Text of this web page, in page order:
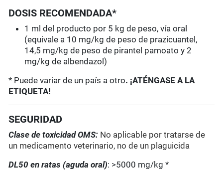
DOSIS RECOMENDADA*
1 ml del producto por 5 kg de peso, vía oral
(equivale a 10 mg/kg de peso de prazicuantel,
14,5 mg/kg de peso de pirantel pamoato y 2
mg/kg de albendazol)
* Puede variar de un país a otro. ¡ATÉNGASE A LA
ETIQUETA!
SEGURIDAD
Clase de toxicidad OMS: No aplicable por tratarse de
un medicamento veterinario, no de un plaguicida
DL50 en ratas (aguda oral): >5000 mg/kg *